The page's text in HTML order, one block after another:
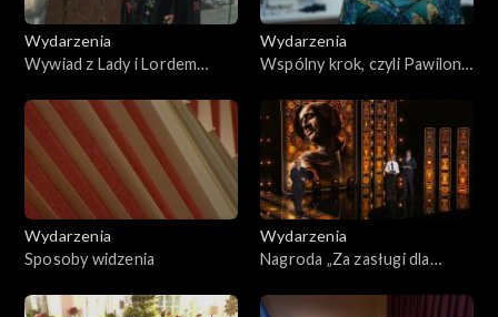
Wydarzenia
Wywiad z Lady i Lordem
Wydarzenia
Wspólny krok, czyli Pawilon
Wydarzenia
Sposoby widzenia
Wydarzenia
Nagroda „Za zasługi dla
granicami kraju” –